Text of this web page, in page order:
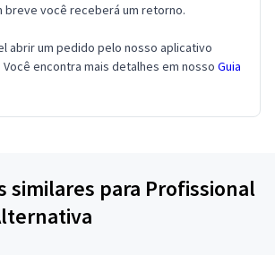
breve você receberá um retorno.
abrir um pedido pelo nosso aplicativo
Você encontra mais detalhes em nosso Guia
similares para Profissional